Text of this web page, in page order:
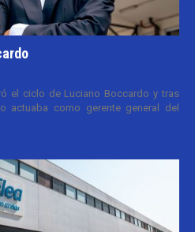
el ciclo de Luciano Boccardo y tras
actuaba como gerente general del